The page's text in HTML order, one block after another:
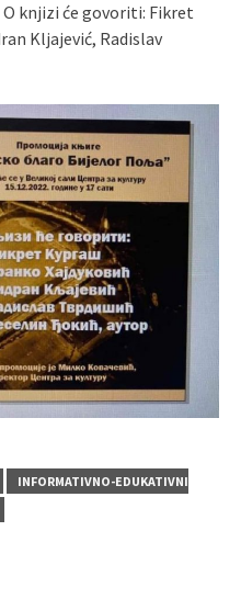
knjizi će govoriti: Fikret
Kljajević, Radislav
INFORMATIVNO-EDUKATIVNI